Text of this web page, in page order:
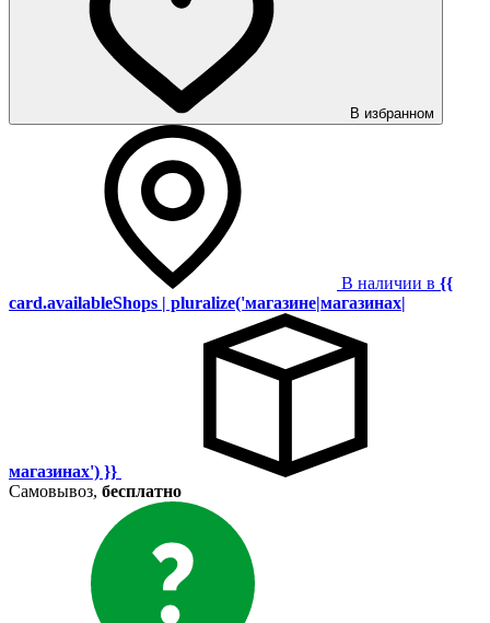
В избранном
В наличии в {{
card.availableShops | pluralize('магазине|магазинах|
магазинах') }}
Самовывоз, бесплатно